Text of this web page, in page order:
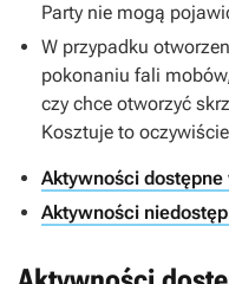
Party nie mogą
W przypadku
pokonaniu fali
czy chce otworzyć
Kosztuje to
Aktywności dostępne
Aktywności